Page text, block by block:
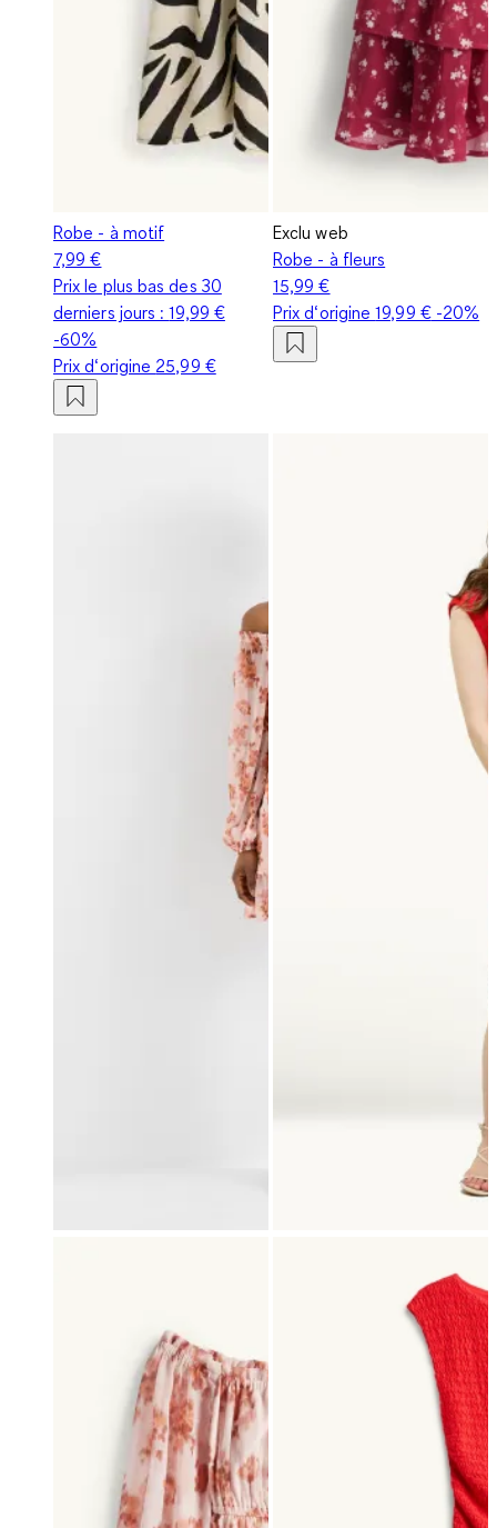
Robe - à motif
7,99 €
Prix le plus bas des 30
derniers jours :19,99 €
-60%
Prix d‘origine 25,99 €
Exclu web
Robe - à fleurs
15,99 €
Prix d‘origine19,99 €-20%